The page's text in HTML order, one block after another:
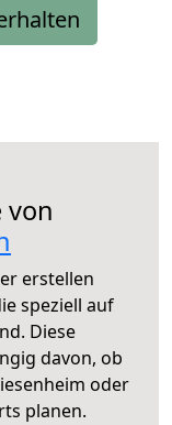
von
erstellen
speziell auf
Diese
davon, ob
oder
planen.